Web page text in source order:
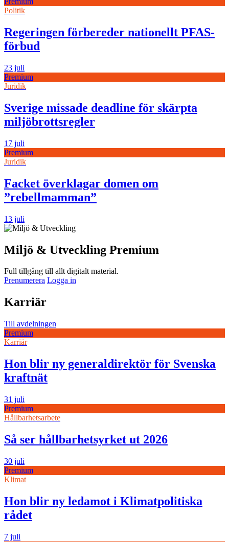
Politik
Regeringen förbereder nationellt PFAS-
förbud
23 juli
Premium
Juridik
Sverige missade deadline för skärpta
miljöbrottsregler
17 juli
Premium
Juridik
Facket överklagar domen om
”rebellmamman”
13 juli
Miljö & Utveckling Premium
Full tillgång till allt digitalt material.
Prenumerera Logga in
Karriär
Till avdelningen
Premium
Karriär
Hon blir ny generaldirektör för Svenska
kraftnät
31 juli
Premium
Hållbarhetsarbete
Så ser hållbarhetsyrket ut 2026
30 juli
Premium
Klimat
Hon blir ny ledamot i Klimatpolitiska
rådet
7 juli